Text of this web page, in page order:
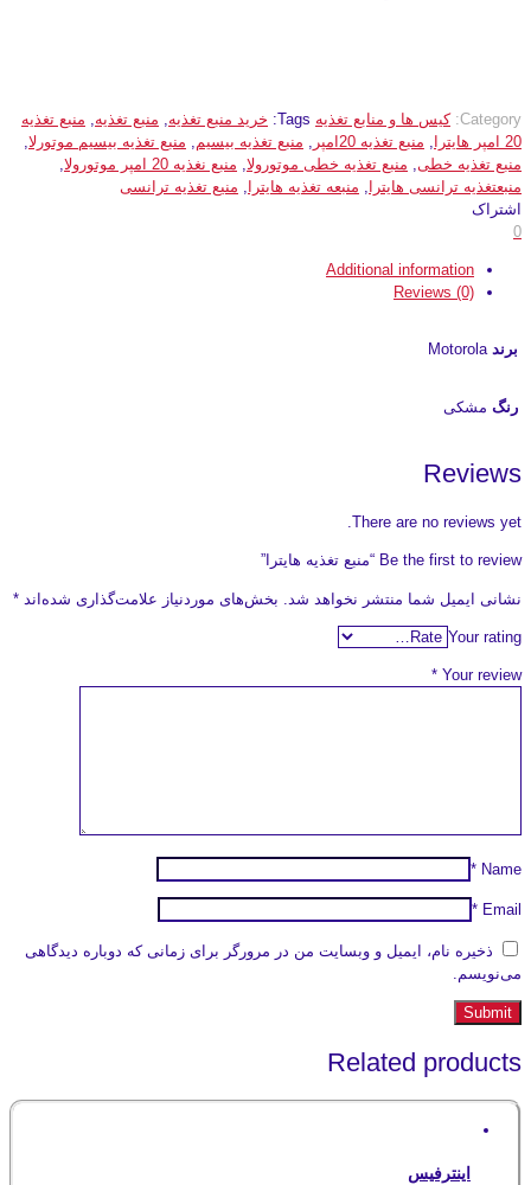
Category: کیس ها و منابع تغذیه Tags: خرید منبع تغذیه منبع تغذیه
منبع تغذیه
20 امپر هایترا
منبع تغذیه 20امپر منبع تغذیه بیسیم منبع تغذیه بیسیم موتورلا
منبع تغذیه خطی
منبع تغذیه خطی موتورولا منبع نغذیه 20 امپر موتورولا
منبعتغذیه ترانسی هایترا
منبعه تغذیه هایترا
منیع تغذیه ترانسی
اشتراک
0
Additional information
Reviews (0)
برند Motorola
رنگ مشکی
Reviews
There are no reviews yet.
Be the first to review “منبع تغذیه هایترا”
نشانی ایمیل شما منتشر نخواهد شد. بخش‌های موردنیاز علامت‌گذاری شده‌اند *
Your rating
Your review
*
Name
*
Email
*
ذخیره نام، ایمیل و وبسایت من در مرورگر برای زمانی که دوباره دیدگاهی
می‌نویسم.
Related products
اینترفیس